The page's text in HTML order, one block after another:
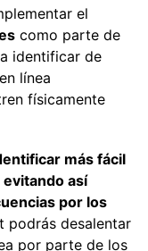
el
como parte de
identificar de
línea
físicamente
más fácil
así
por los
podrás desalentar
por parte de los